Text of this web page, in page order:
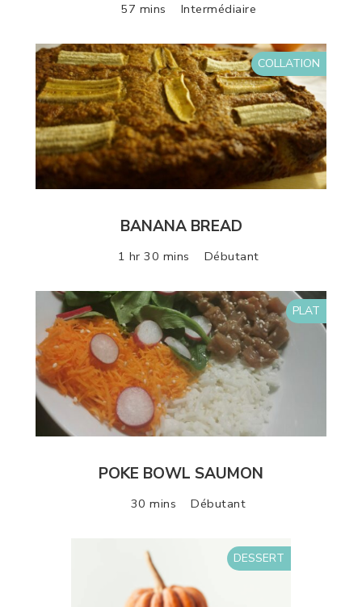
57 mins Intermédiaire
COLLATION
BANANA BREAD
1 hr 30 mins Débutant
PLAT
POKE BOWL SAUMON
30 mins Débutant
DESSERT